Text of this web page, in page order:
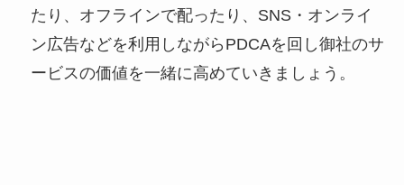
たり、オフラインで配ったり、SNS・オンライ
ン広告などを利用しながらPDCAを回し御社のサ
ービスの価値を一緒に高めていきましょう。